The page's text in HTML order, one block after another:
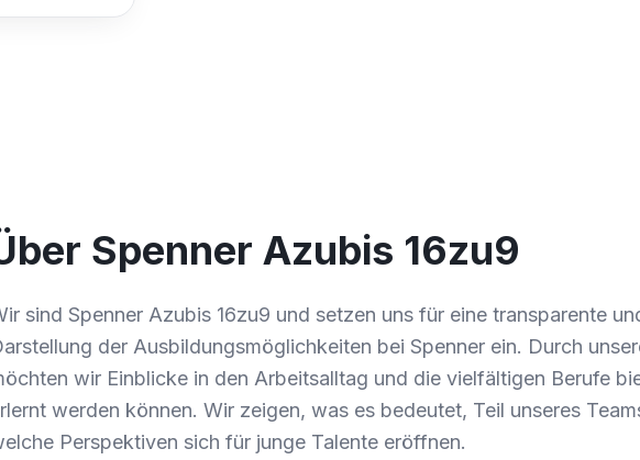
Spenner Azubis 16zu9
sind Spenner Azubis 16zu9 und setzen uns für eine transparente
der Ausbildungsmöglichkeiten bei Spenner ein. Durch
wir Einblicke in den Arbeitsalltag und die vielfältigen Berufe
werden können. Wir zeigen, was es bedeutet, Teil unseres
Perspektiven sich für junge Talente eröffnen.